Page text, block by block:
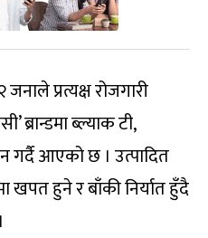
प्रत्यक्ष रोजगारी
ब्रान्डमा ब्ल्याक टी,
गर्दै आएको छ । उत्पादित
खपत हुने र बाँकी निर्यात हुँदै